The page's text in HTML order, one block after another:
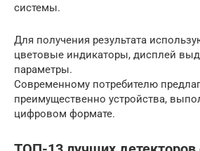
системы.
Для получения результата
цветовые индикаторы, дисплей
параметры.
Современному потребителю
преимущественно устройства,
цифровом формате.